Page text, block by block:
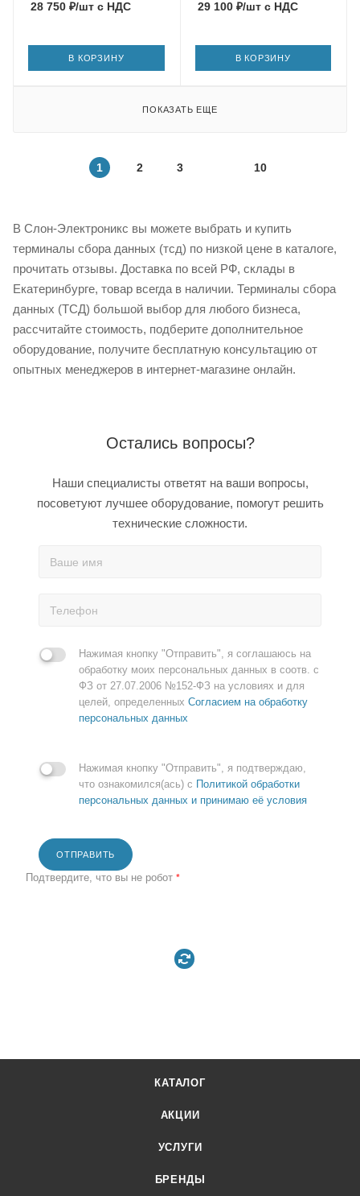
28 750 ₽/шт с НДС
В КОРЗИНУ
29 100₽/штс НДС
В КОРЗИНУ
ПОКАЗАТЬ ЕЩЕ
1 2 3 10
В Слон-Электроникс вы можете выбрать и купить
терминалы сбора данных (тсд) по низкой цене в каталоге,
прочитать отзывы. Доставка по всей РФ, склады в
Екатеринбурге, товар всегда в наличии. Терминалы сбора
данных (ТСД) большой выбор для любого бизнеса,
рассчитайте стоимость, подберите дополнительное
оборудование, получите бесплатную консультацию от
опытных менеджеров в интернет-магазине онлайн.
Остались вопросы?
Наши специалисты ответят на ваши вопросы,
посоветуют лучшее оборудование, помогут решить
технические сложности.
Нажимая кнопку "Отправить", я соглашаюсь на
обработку моих персональных данных в соотв. с
ФЗ от 27.07.2006 №152-ФЗ на условиях и для
целей, определенных Согласием на обработку
персональных данных
Нажимая кнопку "Отправить", я подтверждаю,
что ознакомился(ась) с Политикой обработки
персональных данных и принимаю её условия
ОТПРАВИТЬ
Подтвердите, что вы не робот *
КАТАЛОГ
АКЦИИ
УСЛУГИ
БРЕНДЫ